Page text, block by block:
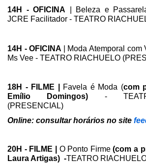
14H - OFICINA | Beleza e
JCRE Facilitador - TEATRO
14H - OFICINA
| Moda Atemporal
Ms Vee - TEATRO RIACHUELO
18H - FILME | Favela é Moda (com
Emílio Domingos) -
(PRESENCIAL)
Online: consultar horários no site
20H - FILME | O Ponto Firme(com a
Laura Artigas) -TEATRO